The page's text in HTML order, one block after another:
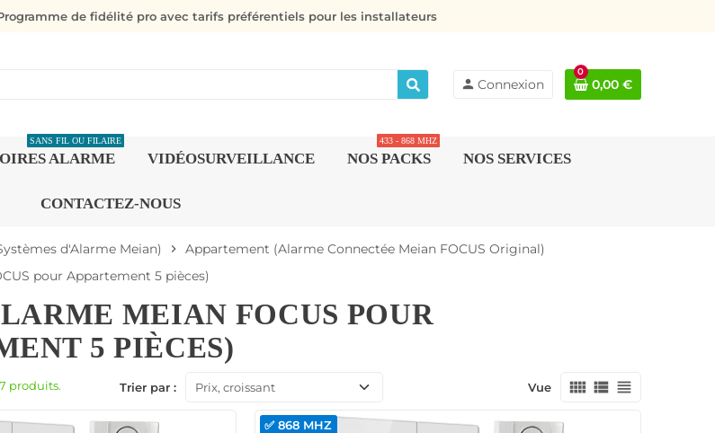
de fidélité pro avec tarifs préférentiels pour les installateurs
person Connexion
0
0,00 €
ALARME
SANS FIL OU FILAIRE
VIDÉOSURVEILLANCE NOS PACKS
433 - 868 MHZ
NOS SERVICES
CONTACTEZ-NOUS
d'Alarme Meian) chevron_right Appartement (Alarme Connectée Meian FOCUS Original)
pour Appartement 5 pièces)
MEIAN FOCUS POUR
5 PIÈCES)
Trier par : Prix, croissant Vue view_comfy view_list view_headline
produits.
✅ 868 MHZ